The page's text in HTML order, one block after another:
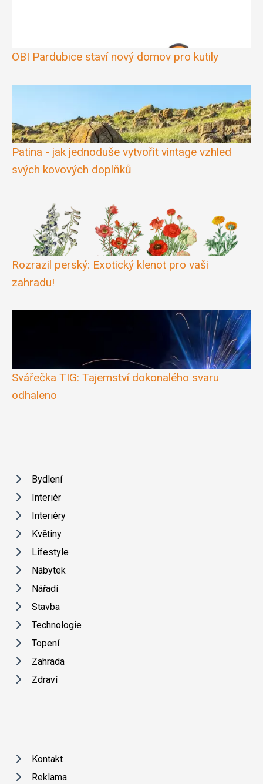
OBI Pardubice staví nový domov pro kutily
Patina - jak jednoduše vytvořit vintage vzhled
svých kovových doplňků
Rozrazil perský: Exotický klenot pro vaši
zahradu!
Svářečka TIG: Tajemství dokonalého svaru
odhaleno
Bydlení
Interiér
Interiéry
Květiny
Lifestyle
Nábytek
Nářadí
Stavba
Technologie
Topení
Zahrada
Zdraví
Kontakt
Reklama